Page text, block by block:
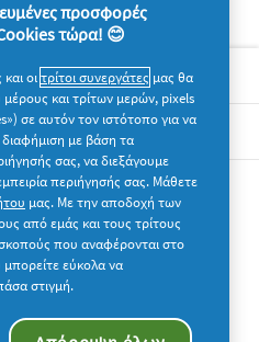
επιφύλαξη παντός
προσφορές
τώρα! 😊
οιτρίτοι συνεργάτες μας θα
και τρίτων μερών, pixels
σε αυτόν τον ιστότοπο για να
με βάση τα
σας, να διεξάγουμε
περιήγησής σας. Μάθετε
μας. Με την αποδοχή των
από εμάς και τους τρίτους
που αναφέρονται στο
εύκολα να
στιγμή.